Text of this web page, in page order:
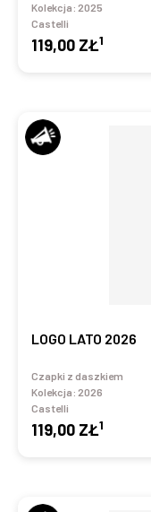
Kolekcja: 2025
Castelli
119,00 ZŁ1
LOGO LATO 2026
Czapki z daszkiem
Kolekcja: 2026
Castelli
119,00 ZŁ1